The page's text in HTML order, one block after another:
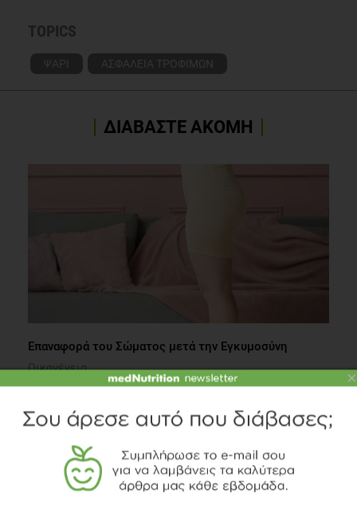
TOPICS
ΨΑΡΙ ΑΣΦΑΛΕΙΑ ΤΡΟΦΙΜΩΝ
ΔΙΑΒΑΣΤΕ ΑΚΟΜΗ
Επαναφορά του Σώματος μετά την Εγκυμοσύνη
Οικογένεια
2 λεπτά να διαβαστεί
×